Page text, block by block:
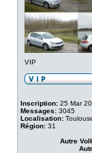
VIP
Inscription: 25 Mar
Messages: 3045
Localisation:
Région: 31
Autre